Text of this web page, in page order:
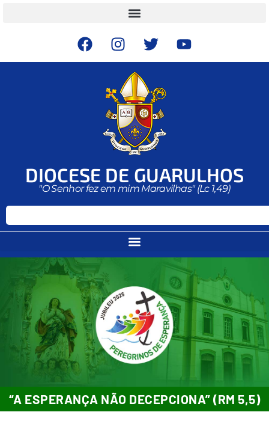
DIOCESE DE GUARULHOS
"O Senhor fez em mim Maravilhas" (Lc 1,49)
“A ESPERANÇA NÃO DECEPCIONA” (RM 5,5)